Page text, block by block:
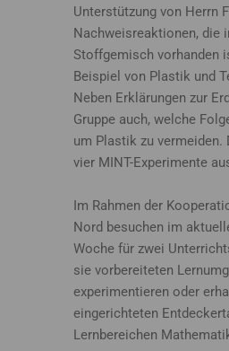
Unterstützung von Herrn
Nachweisreaktionen, die
Stoffgemisch vorhanden
Beispiel von Plastik und
Neben Erklärungen zur
Gruppe auch, welche
um Plastik zu vermeiden.
vier MINT-Experimente
Im Rahmen der
Nord besuchen im
Woche für zwei
sie vorbereiteten
experimentieren oder
eingerichteten
Lernbereichen